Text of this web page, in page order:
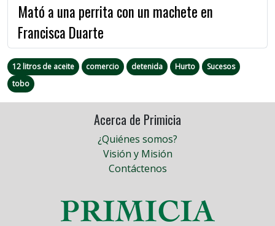
Mató a una perrita con un machete en
Francisca Duarte
12 litros de aceite comercio detenida Hurto
Sucesos
tobo
Acerca de Primicia
¿Quiénes somos?
Visión y Misión
Contáctenos